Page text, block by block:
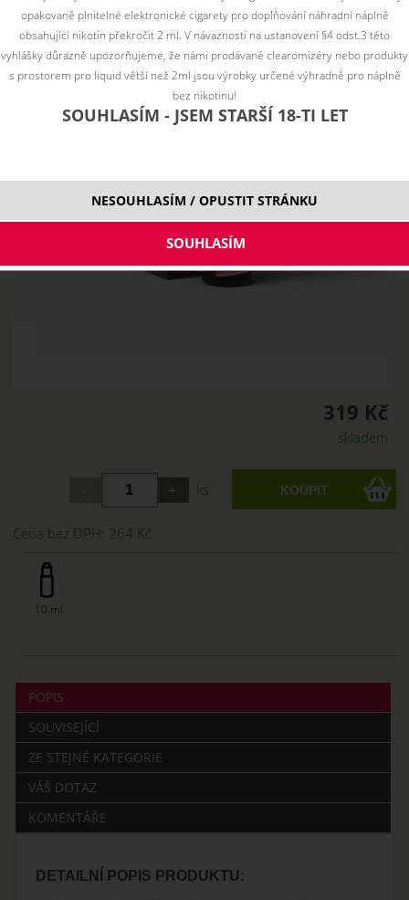
319 Kč
skladem
ks
Cena bez DPH: 264 Kč
10 ml
POPIS
SOUVISEJÍCÍ
ZE STEJNÉ KATEGORIE
VÁŠ DOTAZ
KOMENTÁŘE
DETAILNÍ POPIS PRODUKTU:
opakovaně plnitelné elektronické cigarety pro doplňování náhradní náplně
obsahující nikotin překročit 2 ml. V návaznosti na ustanovení §4 odst.3 této
vyhlášky důrazně upozorňujeme, že námi prodávané clearomizéry nebo produkty
s prostorem pro liquid větší než 2ml jsou výrobky určené výhradně pro náplně
bez nikotinu!
SOUHLASÍM - JSEM STARŠÍ 18-TI LET
NESOUHLASÍM / OPUSTIT STRÁNKU